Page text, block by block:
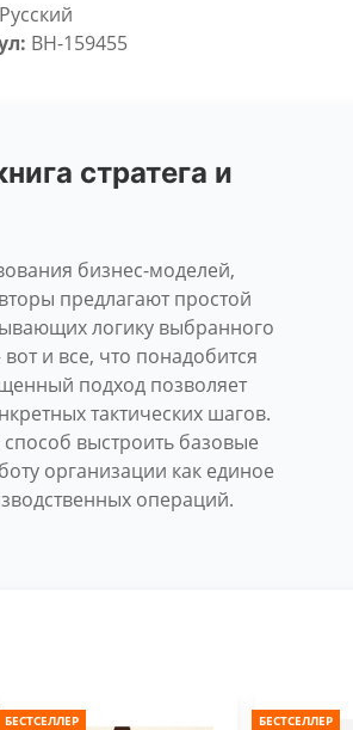
Русский
BH-159455
стратега и
бизнес-моделей,
предлагают простой
логику выбранного
и все, что понадобится
подход позволяет
тактических шагов.
выстроить базовые
организации как единое
операций.
БЕСТСЕЛЛЕР БЕСТСЕЛЛЕР